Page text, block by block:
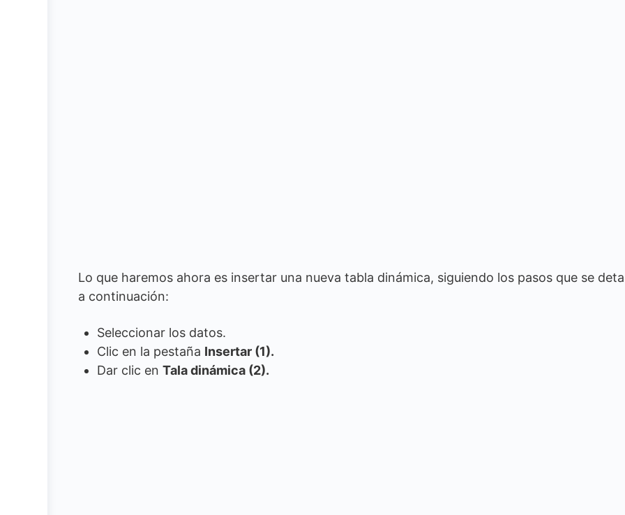
Lo que haremos ahora es insertar una nueva tabla dinámica, siguiendo los pasos que se
a continuación:
Seleccionar los datos.
Clic en la pestaña Insertar (1).
Dar clic en Tala dinámica (2).